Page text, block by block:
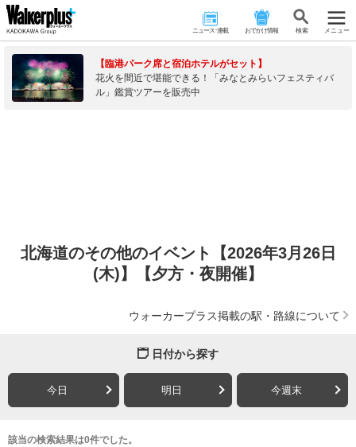
ニュース･連載 おでかけ情報 検 索 メニュー
【臨港パーク席と宿泊ホテルがセット】
花火を間近で堪能できる！「みなとみらいフェスティバ
ル」鑑賞ツアーを販売中
北海道のその他のイベント【2026年3月26日
(木)】【夕方・夜開催】
ウォーカープラス掲載の駅・路線について
日付から探す
今日 明日 今週末
該当の検索結果は0件でした。